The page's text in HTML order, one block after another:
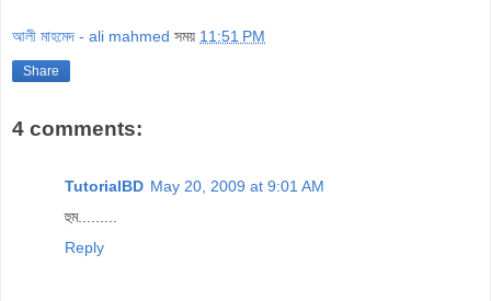
আলী মাহমেদ - ali mahmed সময় 11:51 PM
Share
4 comments:
TutorialBD May 20, 2009 at 9:01 AM
হুম.........
Reply